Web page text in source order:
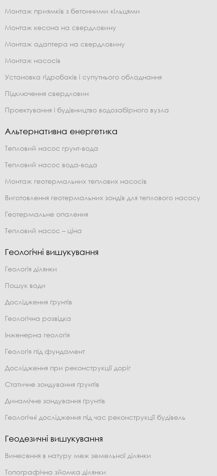
Монтаж приямків з бетонними кільцями
Монтаж кесона на свердловину
Монтаж адаптера на свердловину
Монтаж насосів
Установка гідробаків і супутнього обладнання
Підключення свердловин
Проектування і будівництво водозабірного вузла
Альтернативна енергетика
Тепловий насос грунт-вода
Тепловий насос вода-вода
Монтаж геотермальних теплових насосів
Виготовлення геотермальних зондів для теплового насосу
Геотермальне опалення
Тепловий насос – ціна
Геологічні вишукування
Геологія ділянки
Пошук води
Дослідження ґрунтів
Геологічна розвідка
Інженерна геологія
Геологія під фундамент
Дослідження при реконструкції доріг
Статичне зондування ґрунтів
Динамічне зондування ґрунтів
Геологічні дослідження під час реконструкції будівель
Геодезичні вишукування
Винесення в натуру меж земельної ділянки
Топографічна зйомка ділянки